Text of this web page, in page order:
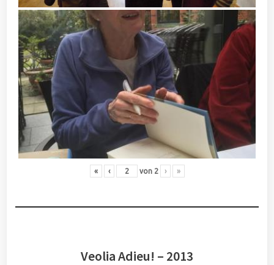
« ‹ von 2 › »
Veolia Adieu! – 2013